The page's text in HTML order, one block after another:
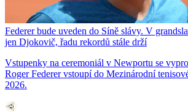
Federer bude uveden do Síně slávy. V
jen Djokovič, řadu rekordů stále drží
Vstupenky na ceremoniál v Newportu se
Roger Federer vstoupí do Mezinárodní
2026.